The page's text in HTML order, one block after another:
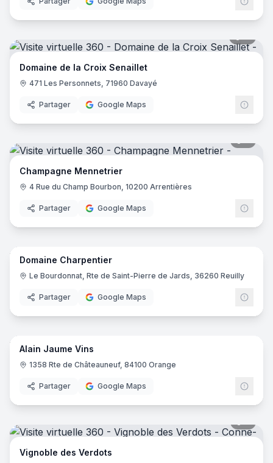
Domaine de la Croix Senaillet
471 Les Personnets, 71960 Davayé
Partager Google Maps
Champagne Mennetrier
4 Rue du Champ Bourbon, 10200 Arrentières
Partager Google Maps
7
Domaine Charpentier
Le Bourdonnat, Rte de Saint-Pierre de Jards, 36260 Reuilly
Partager Google Maps
8
Alain Jaume Vins
1358 Rte de Châteauneuf, 84100 Orange
Partager Google Maps
Vignoble des Verdots